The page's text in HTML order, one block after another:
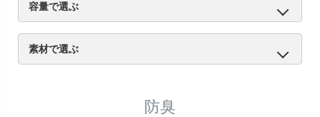
容量で選ぶ
素材で選ぶ
防臭